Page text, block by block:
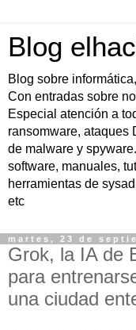
Blog
Blog sobre
Con entradas sobre
Especial atención a
ransomware, ataques
de malware y
software, manuales,
herramientas de
etc
martes, 23 de
Grok, la IA de
para
una ciudad